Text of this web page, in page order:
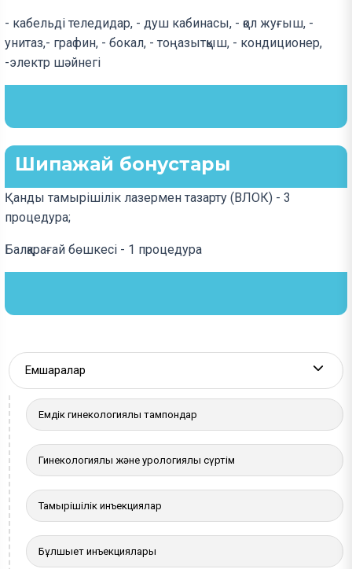
- кабельді теледидар, - душ кабинасы, - қол жуғыш, -
унитаз,- графин, - бокал, - тоңазытқыш, - кондиционер,
-электр шәйнегі
Шипажай бонустары
Қанды тамырішілік лазермен тазарту (ВЛОК) - 3
процедура;
Балқарағай бөшкесі - 1 процедура
Емшаралар More
Емдік гинекологиялық тампондар
Гинекологиялық және урологиялық сүртім
Тамырішілік инъекциялар
Бұлшықет инъекциялары